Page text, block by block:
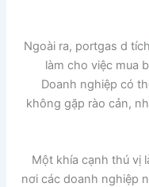
Ngoài ra, portgas d
làm cho việc mua
Doanh nghiệp có
không gặp rào cản,
Một khía cạnh thú vị
nơi các doanh nghiệp